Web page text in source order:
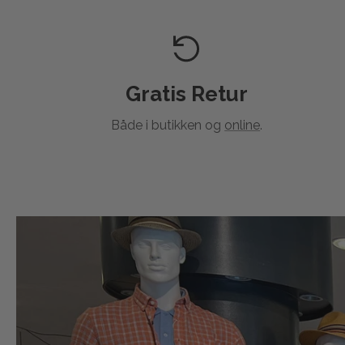
Gratis Retur
Både i butikken og online.